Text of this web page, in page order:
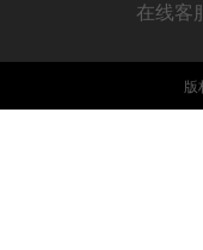
在线客
版